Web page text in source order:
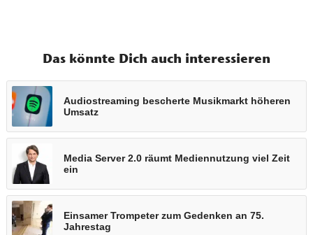
Das könnte Dich auch interessieren
Audiostreaming bescherte Musikmarkt höheren
Umsatz
Media Server 2.0 räumt Mediennutzung viel Zeit
ein
Einsamer Trompeter zum Gedenken an 75.
Jahrestag